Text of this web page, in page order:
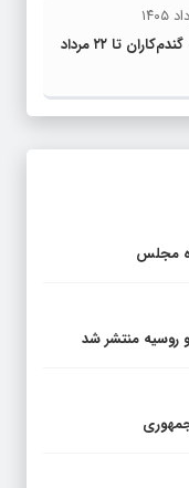
مجلس
روسیه منتشر شد